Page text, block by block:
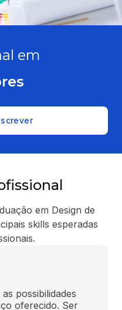
em
em Design de
skills esperadas
possibilidades
oferecido. Ser